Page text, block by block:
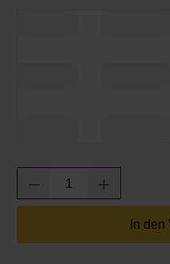
Produkt Anzahl:
In